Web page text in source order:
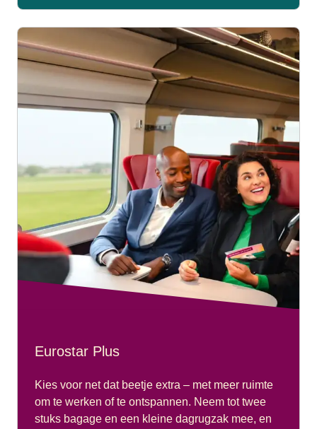
Eurostar Plus
Kies voor net dat beetje extra – met meer ruimte
om te werken of te ontspannen. Neem tot twee
stuks bagage en een kleine dagrugzak mee, en